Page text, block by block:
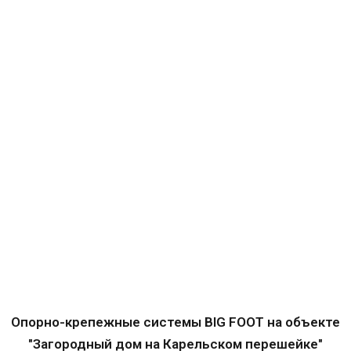
Опорно-крепежные системы BIG FOOT на объекте
"Загородный дом на Карельском перешейке"